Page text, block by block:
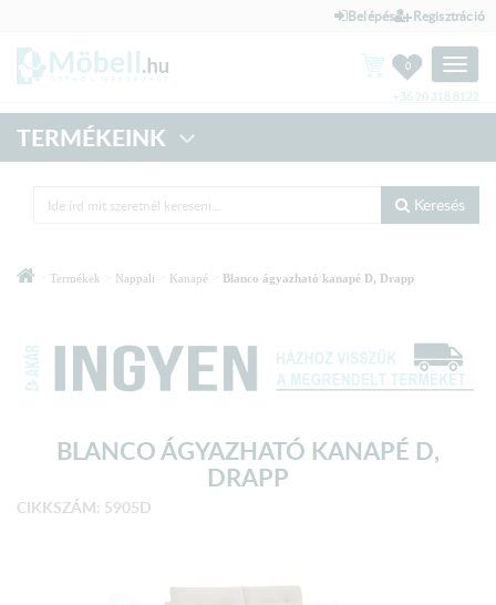
Belépés Regisztráció
Toggle
0
+36 20 318 8122
TERMÉKEINK
Keresés
Termékek Nappali Kanapé Blanco ágyazható kanapé D, Drapp
BLANCO ÁGYAZHATÓ KANAPÉ D,
DRAPP
CIKKSZÁM: 5905D